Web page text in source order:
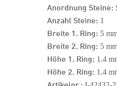
Anordnung Steine:
Anzahl Steine: 1
Breite 1. Ring: 5
Breite 2. Ring: 5
Höhe 1. Ring: 1.4
Höhe 2. Ring: 1.4